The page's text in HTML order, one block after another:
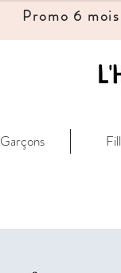
Promo 6
Garçons